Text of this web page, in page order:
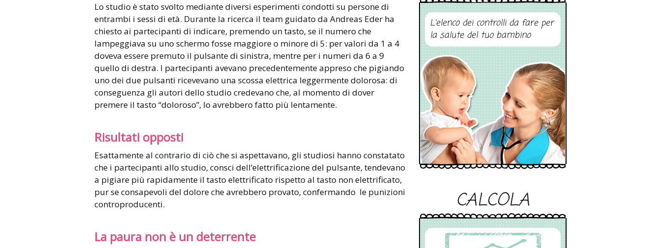
Lo studio è stato svolto mediante diversi esperimenti condotti su persone di
entrambi i sessi di età. Durante la ricerca il team guidato da Andreas Eder ha
chiesto ai partecipanti di indicare, premendo un tasto, se il numero che
lampeggiava su uno schermo fosse maggiore o minore di 5: per valori da 1 a 4
doveva essere premuto il pulsante di sinistra, mentre per i numeri da 6 a 9
quello di destra. I partecipanti avevano precedentemente appreso che pigiando
uno dei due pulsanti ricevevano una scossa elettrica leggermente dolorosa: di
conseguenza gli autori dello studio credevano che, al momento di dover
premere il tasto “doloroso”, lo avrebbero fatto più lentamente.
Risultati opposti
Esattamente al contrario di ciò che si aspettavano, gli studiosi hanno constatato
che i partecipanti allo studio, consci dell’elettrificazione del pulsante, tendevano
a pigiare più rapidamente il tasto elettrificato rispetto al tasto non elettrificato,
pur se consapevoli del dolore che avrebbero provato, confermando le punizioni
controproducenti.
La paura non è un deterrente
L’elenco dei controlli da fare per
la salute del tuo bambino
CALCOLA